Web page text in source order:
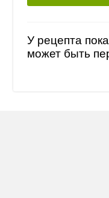
У рецепта
может быть